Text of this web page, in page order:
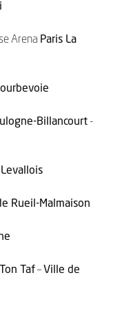
Arena Paris La
Billancourt -
Rueil-Malmaison
Taf– Ville de